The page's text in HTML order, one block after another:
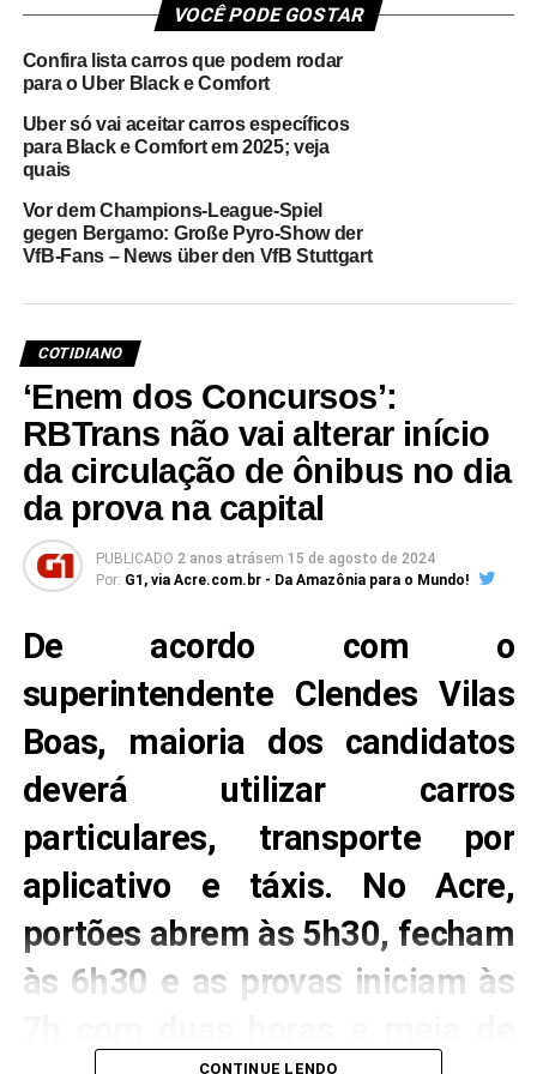
VOCÊ PODE GOSTAR
Confira lista carros que podem rodar
para o Uber Black e Comfort
Uber só vai aceitar carros específicos
para Black e Comfort em 2025; veja
quais
Vor dem Champions-League-Spiel
gegen Bergamo: Große Pyro-Show der
VfB-Fans – News über den VfB Stuttgart
COTIDIANO
‘Enem dos Concursos’:
RBTrans não vai alterar início
da circulação de ônibus no dia
da prova na capital
PUBLICADO 2 anos atrásem 15 de agosto de 2024
Por: G1, via Acre.com.br - Da Amazônia para o Mundo!
De acordo com o
superintendente Clendes Vilas
Boas, maioria dos candidatos
deverá utilizar carros
particulares, transporte por
aplicativo e táxis. No Acre,
portões abrem às 5h30, fecham
às 6h30 e as provas iniciam às
CONTINUE LENDO